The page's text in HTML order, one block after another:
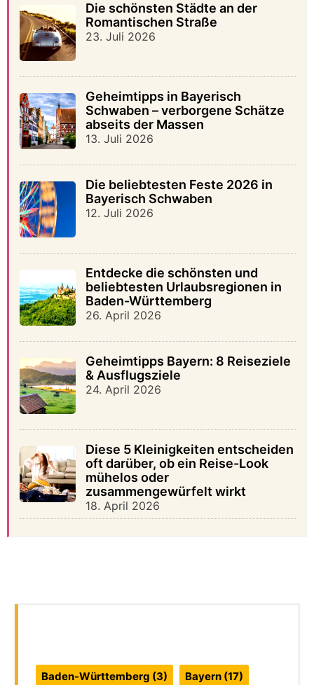
Die schönsten Städte an der
Romantischen Straße
23. Juli 2026
Geheimtipps in Bayerisch
Schwaben – verborgene Schätze
abseits der Massen
13. Juli 2026
Die beliebtesten Feste 2026 in
Bayerisch Schwaben
12. Juli 2026
Entdecke die schönsten und
beliebtesten Urlaubsregionen in
Baden-Württemberg
26. April 2026
Geheimtipps Bayern: 8 Reiseziele
& Ausflugsziele
24. April 2026
Diese 5 Kleinigkeiten entscheiden
oft darüber, ob ein Reise-Look
mühelos oder
zusammengewürfelt wirkt
18. April 2026
Baden-Württemberg (3) Bayern(17)